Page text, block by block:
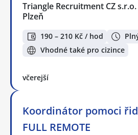
Triangle Recruitment CZ s.r.o.
Plzeň
190 – 210 Kč / hod
Vhodné také pro cizince
včerejší
Koordinátor pomoci
FULL REMOTE